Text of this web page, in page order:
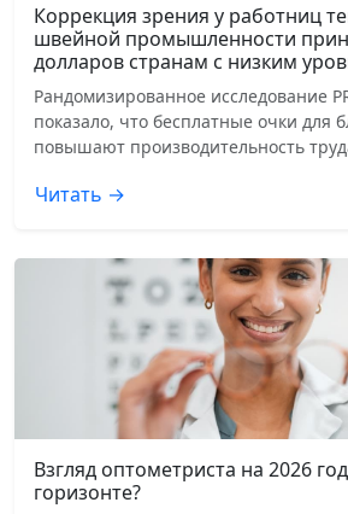
Коррекция зрения у работниц
швейной промышленности
долларов странам с низким
Рандомизированное исследование
показало, что бесплатные очки для
повышают производительность
Читать →
Взгляд оптометриста на 2026
горизонте?